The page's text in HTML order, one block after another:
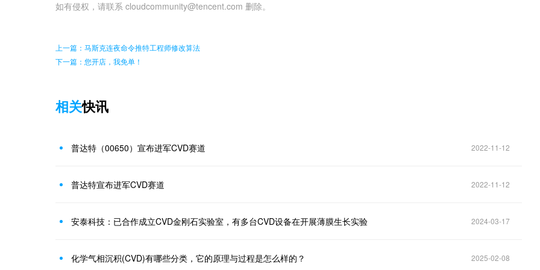
如有侵权，请联系 cloudcommunity@tencent.com 删除。
上一篇：马斯克连夜命令推特工程师修改算法
下一篇：您开店，我免单！
相关快讯
普达特（00650）宣布进军CVD赛道 2022-11-12
普达特宣布进军CVD赛道 2022-11-12
安泰科技：已合作成立CVD金刚石实验室，有多台CVD设备在开展薄膜生长实验 2024-03-17
化学气相沉积(CVD)有哪些分类，它的原理与过程是怎么样的？ 2025-02-08